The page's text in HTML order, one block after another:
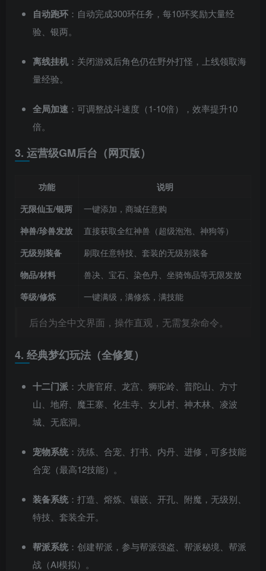
自动跑环 ：自动完成300环任务，每10环奖励大量经
验、银两。
离线挂机 ：关闭游戏后角色仍在野外打怪，上线领取海
量经验。
全局加速 ：可调整战斗速度（1-10倍），效率提升10
倍。
3. 运营级GM后台（网页版）
功能
说明
无限仙玉/银两
一键添加，商城任意购
神兽/珍兽发放
直接获取全红神兽（超级泡泡、神狗等）
无级别装备
刷取任意特技、套装的无级别装备
物品/材料
兽决、宝石、染色丹、坐骑饰品等无限发放
等级/修炼
一键满级，满修炼，满技能
后台为全中文界面，操作直观，无需复杂命令。
4. 经典梦幻玩法（全修复）
十二门派 ：大唐官府、龙宫、狮驼岭、普陀山、方寸
山、地府、魔王寨、化生寺、女儿村、神木林、凌波
城、无底洞。
宠物系统：洗练、合宠、打书、内丹、进修，可多技能
合宠（最高12技能）。
装备系统：打造、熔炼、镶嵌、开孔、附魔，无级别、
特技、套装全开。
帮派系统：创建帮派，参与帮派强盗、帮派秘境、帮派
战（AI模拟）。